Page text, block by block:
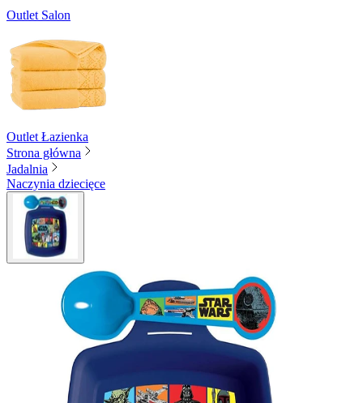
Outlet Salon
Outlet Łazienka
Strona główna
Jadalnia
Naczynia dziecięce